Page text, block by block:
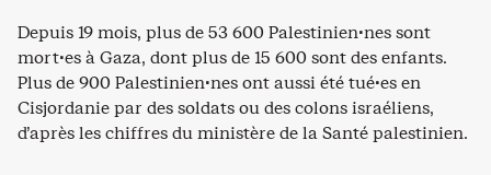
Depuis 19 mois, plus de 53 600 Palestinien·nes sont
mort·es à Gaza, dont plus de 15 600 sont des enfants.
Plus de 900 Palestinien·nes ont aussi été tué·es en
Cisjordanie par des soldats ou des colons israéliens,
d’après les chiffres du ministère de la Santé palestinien.